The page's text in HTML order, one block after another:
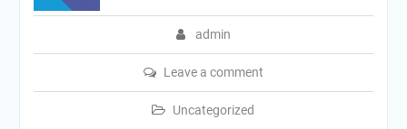
admin
Leave a comment
Uncategorized